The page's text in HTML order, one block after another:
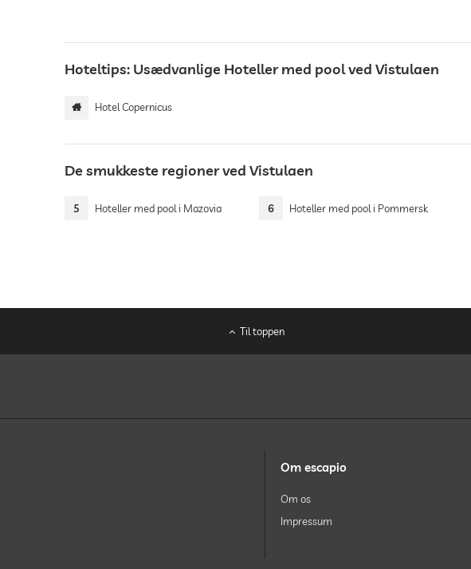
Hoteltips: Usædvanlige Hoteller med pool ved Vistulaen
Hotel Copernicus
De smukkeste regioner ved Vistulaen
5 Hoteller med pool i Mazovia 6 Hoteller med pool i Pommersk
Til toppen
Om escapio
Om os
Impressum